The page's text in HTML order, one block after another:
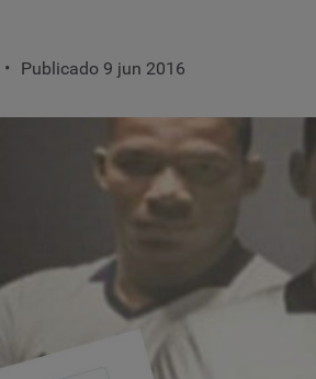
Publicado 9 jun 2016